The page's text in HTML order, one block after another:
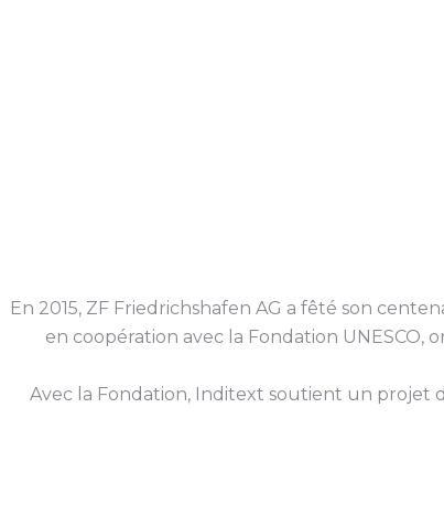
En 2015, ZF Friedrichshafen AG a fêté son
en coopération avec la Fondation UNESCO,
Avec la Fondation, Inditext soutient un projet